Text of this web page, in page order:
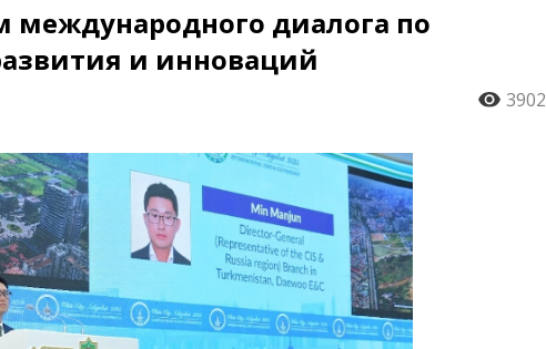
международного диалога по
и инноваций
3902